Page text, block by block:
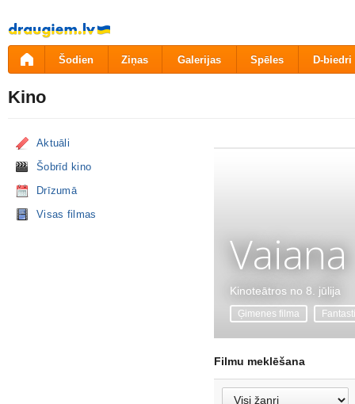
Pāriet
uz
saturu
Šodien Ziņas Galerijas Spēles D-biedri
Kino
Aktuāli
Šobrīd kino
Drīzumā
Visas filmas
Vaiana
Kinoteātros no 8. jūlija
Ģimenes filma
Filmu meklēšana